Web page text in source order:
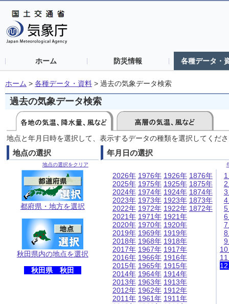
ホーム 防災情報 各種データ・
ホーム > 各種データ・資料 > 過去の気象データ検索
過去の気象データ検索
地点と年月日時を選択して、表示するデータの種類を選択してくだ
地点の選択
地点の選択をクリア
都府県・地方を選択
秋田県内の地点を選択
秋田県 秋田
年月日の選択
2026年
2025年
2024年
2023年
2022年
2021年
2020年
2019年
2018年
2017年
2016年
2015年
2014年
2013年
2012年
2011年
1976年
1975年
1974年
1973年
1972年
1971年
1970年
1969年
1968年
1967年
1966年
1965年
1964年
1963年
1962年
1961年
1926年
1925年
1924年
1923年
1922年
1921年
1920年
1919年
1918年
1917年
1916年
1915年
1914年
1913年
1912年
1911年
1876年
1875年
1874年
1873年
1872年